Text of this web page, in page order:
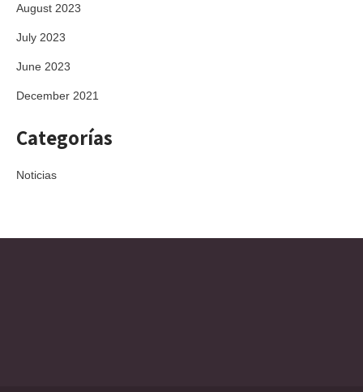
August 2023
July 2023
June 2023
December 2021
Categorías
Noticias